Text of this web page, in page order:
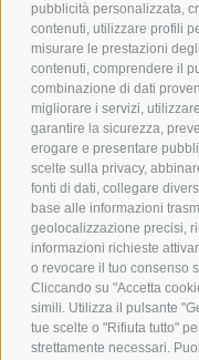
pubblicità personalizzata,
contenuti, utilizzare profili
misurare le prestazioni
contenuti, comprendere il
combinazione di dati
migliorare i servizi,
garantire la sicurezza,
erogare e presentare
scelte sulla privacy,
fonti di dati, collegare
base alle informazioni
geolocalizzazione precisi,
informazioni richieste
o revocare il tuo consenso
Cliccando su "Accetta
simili. Utilizza il pulsante
tue scelte o "Rifiuta tutto"
strettamente necessari.